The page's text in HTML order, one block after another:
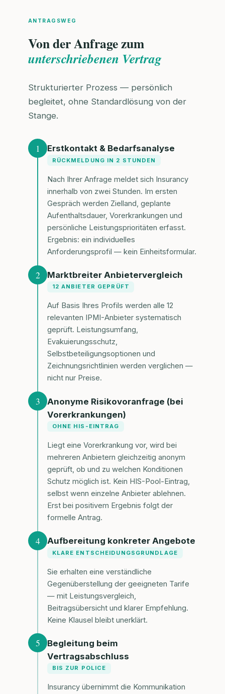
ANTRAGSWEG
Von der Anfrage zum
unterschriebenen Vertrag
Strukturierter Prozess — persönlich
begleitet, ohne Standardlösung von der
Stange.
1 Erstkontakt & Bedarfsanalyse
RÜCKMELDUNG IN 2 STUNDEN
Nach Ihrer Anfrage meldet sich Insurancy
innerhalb von zwei Stunden. Im ersten
Gespräch werden Zielland, geplante
Aufenthaltsdauer, Vorerkrankungen und
persönliche Leistungsprioritäten erfasst.
Ergebnis: ein individuelles
Anforderungsprofil — kein Einheitsformular.
2 Marktbreiter Anbietervergleich
12 ANBIETER GEPRÜFT
Auf Basis Ihres Profils werden alle 12
relevanten IPMI-Anbieter systematisch
geprüft. Leistungsumfang,
Evakuierungsschutz,
Selbstbeteiligungsoptionen und
Zeichnungsrichtlinien werden verglichen —
nicht nur Preise.
3
Anonyme Risikovoranfrage (bei
Vorerkrankungen)
OHNE HIS-EINTRAG
Liegt eine Vorerkrankung vor, wird bei
mehreren Anbietern gleichzeitig anonym
geprüft, ob und zu welchen Konditionen
Schutz möglich ist. Kein HIS-Pool-Eintrag,
selbst wenn einzelne Anbieter ablehnen.
Erst bei positivem Ergebnis folgt der
formelle Antrag.
4 Aufbereitung konkreter Angebote
KLARE ENTSCHEIDUNGSGRUNDLAGE
Sie erhalten eine verständliche
Gegenüberstellung der geeigneten Tarife
— mit Leistungsvergleich,
Beitragsübersicht und klarer Empfehlung.
Keine Klausel bleibt unerklärt.
5
Begleitung beim
Vertragsabschluss
BIS ZUR POLICE
Insurancy übernimmt die Kommunikation